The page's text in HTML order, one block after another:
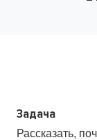
Задача
Рассказать,